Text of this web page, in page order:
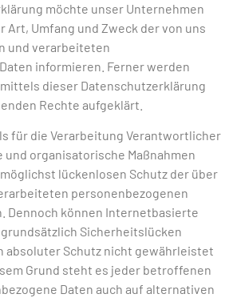
möchte unser Unternehmen
Umfang und Zweck der von uns
und verarbeiteten
informieren. Ferner werden
dieser Datenschutzerklärung
Rechte aufgeklärt.
für die Verarbeitung Verantwortlicher
organisatorische Maßnahmen
lückenlosen Schutz der über
personenbezogenen
Dennoch können Internetbasierte
Sicherheitslücken
absoluter Schutz nicht gewährleistet
Grund steht es jeder betroffenen
Daten auch auf alternativen